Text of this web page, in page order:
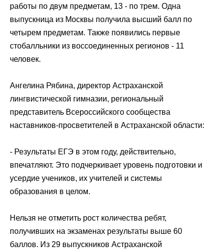
работы по двум предметам, 13 - по трем. Одна
выпускница из Москвы получила высший балл по
четырем предметам. Также появились первые
стобалльники из воссоединенных регионов - 11
человек.
Ангелина Рябина, директор Астраханской
лингвистической гимназии, региональный
представитель Всероссийского сообщества
наставников-просветителей в Астраханской области:
- Результаты ЕГЭ в этом году, действительно,
впечатляют. Это подчеркивает уровень подготовки и
усердие учеников, их учителей и системы
образования в целом.
Нельзя не отметить рост количества ребят,
получивших на экзаменах результаты выше 60
баллов. Из 29 выпускников Астраханской